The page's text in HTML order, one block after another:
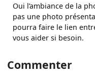
Oui l’ambiance de la
pas une photo
pourra faire le lien
vous aider si besoin.
Commenter